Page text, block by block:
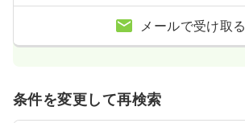
メールで受け取る
条件を変更して再検索